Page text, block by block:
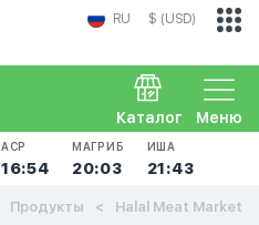
RU $ (USD)
Меню
Каталог
АСР
16:54
МАГРИБ
20:03
ИША
21:43
Продукты Halal Meat Market